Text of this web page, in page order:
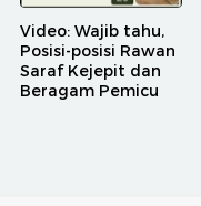
Video: Wajib tahu,
Posisi-posisi Rawan
Saraf Kejepit dan
Beragam Pemicu